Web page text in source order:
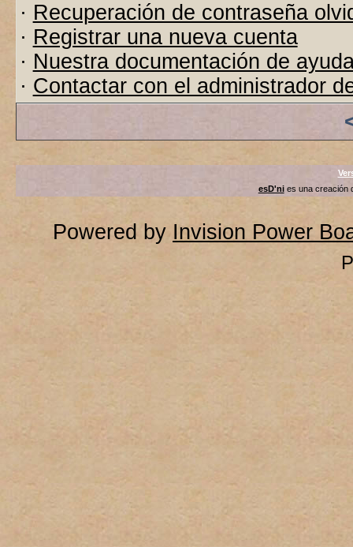
· Recuperación de contraseña
· Registrar una nueva cuenta
· Nuestra documentación de
· Contactar con el administrador
esD'nies una creación
Powered by Invision Power